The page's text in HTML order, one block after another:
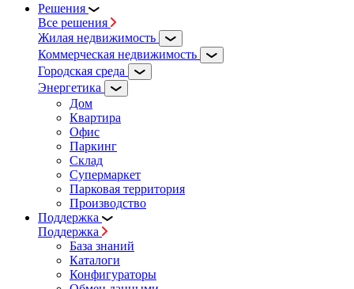
Решения
Все решения
Жилая недвижимость
Коммерческая недвижимость
Городская среда
Энергетика
Дом
Квартира
Офис
Паркинг
Склад
Супермаркет
Парковая территория
Производство
Поддержка
Поддержка
База знаний
Каталоги
Конфигураторы